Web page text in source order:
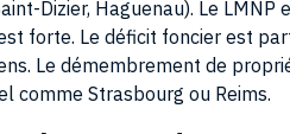
forte. Le déficit foncier est
Le démembrement de
comme Strasbourg ou Reims.